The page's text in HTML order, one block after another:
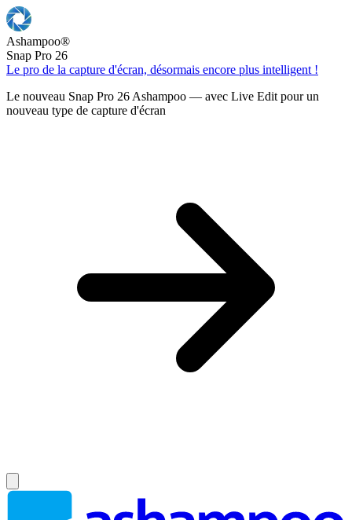
Ashampoo®
Snap Pro 26
Le pro de la capture d'écran, désormais encore plus intelligent !
Le nouveau Snap Pro 26 Ashampoo — avec Live Edit pour un
nouveau type de capture d'écran